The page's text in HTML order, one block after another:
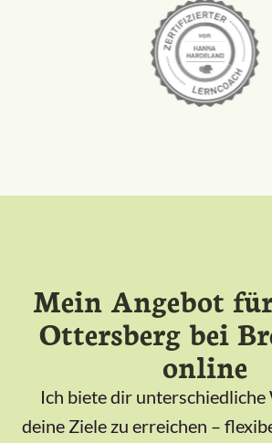
Mein Angebot
Ottersberg bei
online
Ich biete dir unterschiedliche
deine Ziele zu erreichen –